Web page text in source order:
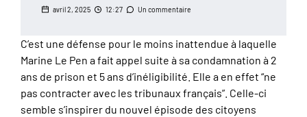
avril 2, 2025 12:27 Un commentaire
C’est une défense pour le moins inattendue à laquelle
Marine Le Pen a fait appel suite à sa condamnation à 2
ans de prison et 5 ans d’inéligibilité. Elle a en effet “ne
pas contracter avec les tribunaux français”. Celle-ci
semble s’inspirer du nouvel épisode des citoyens